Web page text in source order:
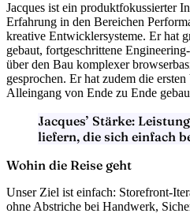
Jacques ist ein produktfokussierter
Erfahrung in den Bereichen
kreative Entwicklersysteme. Er hat
gebaut, fortgeschrittene
über den Bau komplexer
gesprochen. Er hat zudem die
Alleingang von Ende zu Ende
Jacques’ Stärke:
liefern, die sich einfach
Wohin die Reise geht
Unser Ziel ist einfach: Storefront-
ohne Abstriche bei Handwerk,